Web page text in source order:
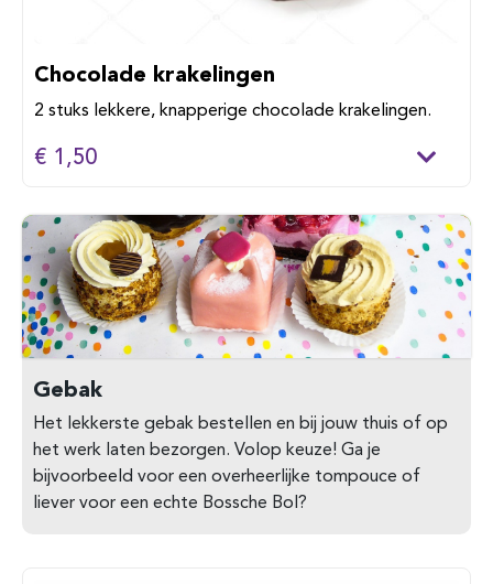
Chocolade krakelingen
2 stuks lekkere, knapperige chocolade krakelingen.
€ 1,50
Gebak
Het lekkerste gebak bestellen en bij jouw thuis of op
het werk laten bezorgen. Volop keuze! Ga je
bijvoorbeeld voor een overheerlijke tompouce of
liever voor een echte Bossche Bol?